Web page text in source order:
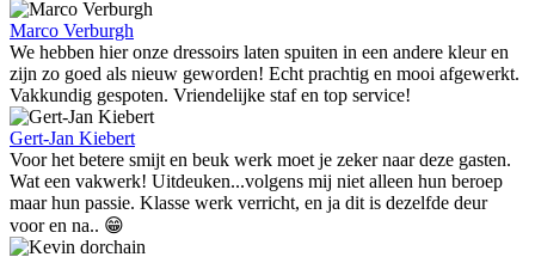
Marco Verburgh
We hebben hier onze dressoirs laten spuiten in een andere kleur en
zijn zo goed als nieuw geworden! Echt prachtig en mooi afgewerkt.
Vakkundig gespoten. Vriendelijke staf en top service!
Gert-Jan Kiebert
Voor het betere smijt en beuk werk moet je zeker naar deze gasten.
Wat een vakwerk! Uitdeuken...volgens mij niet alleen hun beroep
maar hun passie. Klasse werk verricht, en ja dit is dezelfde deur
voor en na.. 😁